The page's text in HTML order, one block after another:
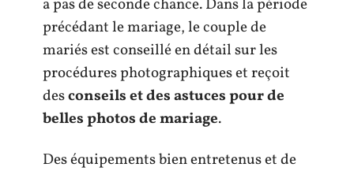
a pas de seconde chance. Dans la période
précédant le mariage, le couple de
mariés est conseillé en détail sur les
procédures photographiques et reçoit
desconseils et des astuces pour de
belles photos de mariage.
Des équipements bien entretenus et de